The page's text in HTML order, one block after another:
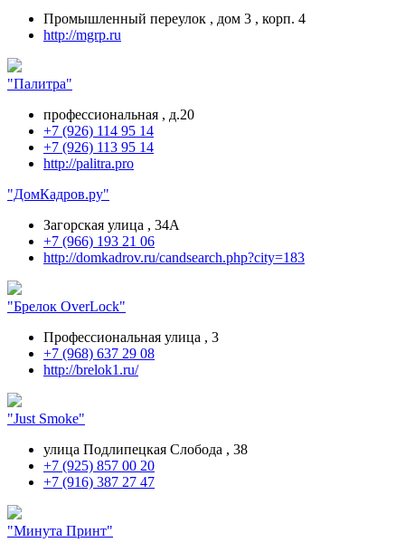
Промышленный переулок , дом 3 , корп. 4
http://mgrp.ru
"Палитра"
профессиональная , д.20
+7 (926) 114 95 14
+7 (926) 113 95 14
http://palitra.pro
"ДомКадров.ру"
Загорская улица , 34А
+7 (966) 193 21 06
http://domkadrov.ru/candsearch.php?city=183
"Брелок OverLock"
Профессиональная улица , 3
+7 (968) 637 29 08
http://brelok1.ru/
"Just Smoke"
улица Подлипецкая Слобода , 38
+7 (925) 857 00 20
+7 (916) 387 27 47
"Минута Принт"